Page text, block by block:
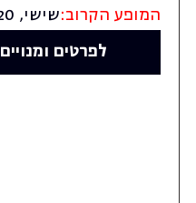
המופע הקרוב:שישי, 20 נובמבר, 2026
לפרטים ומנויים